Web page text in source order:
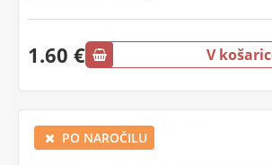
1.60 € V
PO NAROČILU